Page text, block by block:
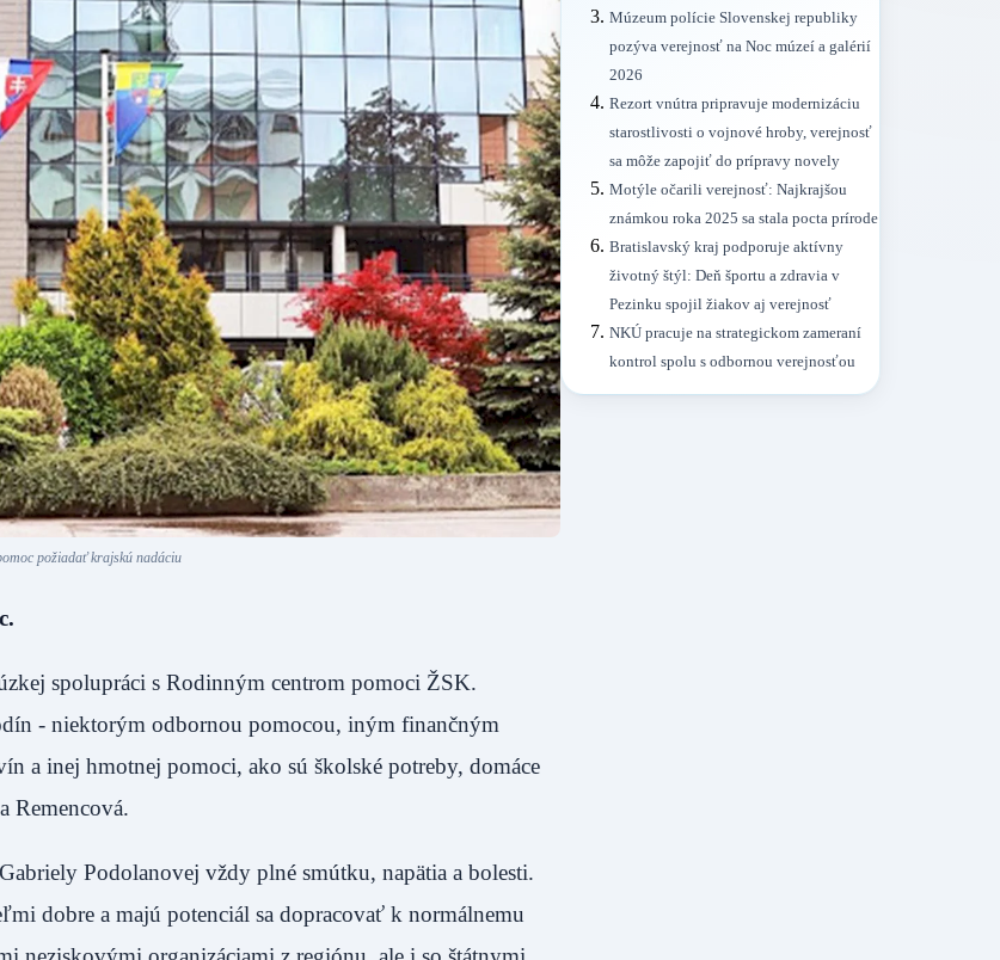
požiadať krajskú nadáciu
spolupráci s Rodinným centrom pomoci ŽSK.
- niektorým odbornou pomocou, iným finančným
a inej hmotnej pomoci, ako sú školské potreby, domáce
Remencová.
Podolanovej vždy plné smútku, napätia a bolesti.
dobre a majú potenciál sa dopracovať k normálnemu
Múzeum polície Slovenskej republiky
pozýva verejnosť na Noc múzeí a galérií
2026
Rezort vnútra pripravuje modernizáciu
starostlivosti o vojnové hroby, verejnosť
sa môže zapojiť do prípravy novely
Motýle očarili verejnosť: Najkrajšou
známkou roka 2025 sa stala pocta prírode
Bratislavský kraj podporuje aktívny
životný štýl: Deň športu a zdravia v
Pezinku spojil žiakov aj verejnosť
NKÚ pracuje na strategickom zameraní
kontrol spolu s odbornou verejnosťou